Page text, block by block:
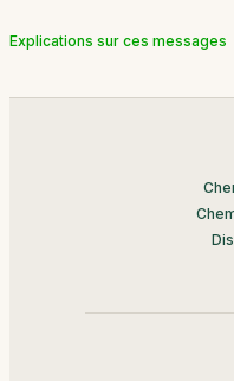
Explications sur ces messages